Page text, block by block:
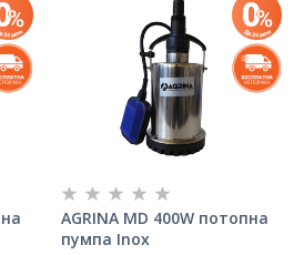
AGRINA MD 400W потопна
пумпа Inox